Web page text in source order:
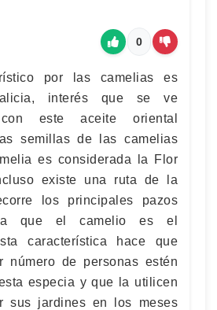
0
por las camelias es
interés que se ve
con este aceite oriental
semillas de las camelias
es considerada la Flor
existe una ruta de la
los principales pazos
que el camelio es el
característica hace que
número de personas estén
especia y que la utilicen
sus jardines en los meses